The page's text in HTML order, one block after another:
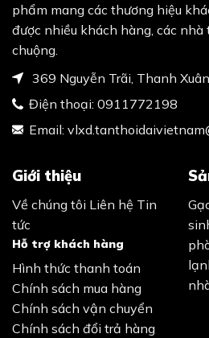
phẩm mang các thương hiệu
được nhiều khách hàng, các
chuộng.
369 Nguyễn Trãi, Thanh
Điện thoại: 0911772198
Email:
Giới thiệu
Về chúng tôi Liên hệ Tin
tức
Hỗ trợ khách hàng
Hình thức thanh toán
Chính sách mua hàng
Chính sách vận chuyển
Chính sách đổi trả hàng